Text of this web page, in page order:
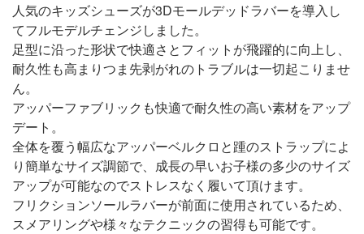
人気のキッズシューズが3Dモールデッドラバーを導入し
てフルモデルチェンジしました。
足型に沿った形状で快適さとフィットが飛躍的に向上し、
耐久性も高まりつま先剥がれのトラブルは一切起こりませ
ん。
アッパーファブリックも快適で耐久性の高い素材をアップ
デート。
全体を覆う幅広なアッパーベルクロと踵のストラップによ
り簡単なサイズ調節で、成長の早いお子様の多少のサイズ
アップが可能なのでストレスなく履いて頂けます。
フリクションソールラバーが前面に使用されているため、
スメアリングや様々なテクニックの習得も可能です。